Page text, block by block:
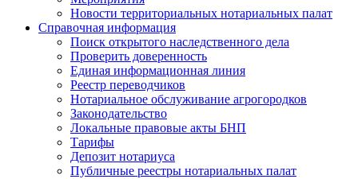
Новости территориальных нотариальных палат
Справочная информация
Поиск открытого наследственного дела
Проверить доверенность
Единая информационная линия
Реестр переводчиков
Нотариальное обслуживание агрогородков
Законодательство
Локальные правовые акты БНП
Тарифы
Депозит нотариуса
Публичные реестры нотариальных палат